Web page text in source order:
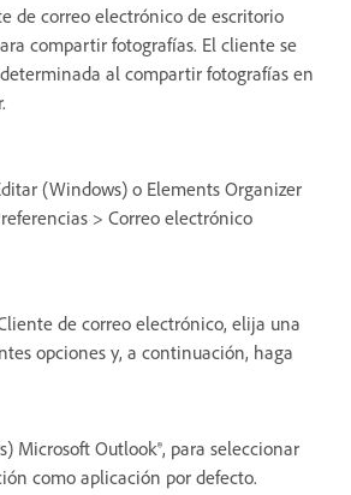
de correo electrónico de escritorio
compartir fotografías. El cliente se
al compartir fotografías en
(Windows) o Elements Organizer
> Correo electrónico
de correo electrónico, elija una
opciones y, a continuación, haga
Microsoft Outlook®, para seleccionar
como aplicación por defecto.